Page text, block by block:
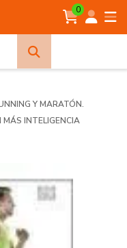
0
Y MARATÓN.
MÁS INTELIGENCIA